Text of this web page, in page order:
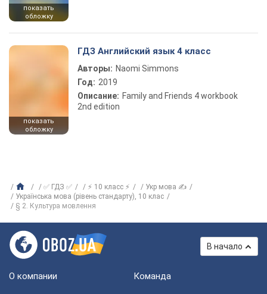
показать
обложку
показать
обложку
ГДЗ Английский язык 4 класс
Авторы: Naomi Simmons
Год: 2019
Описание: Family and Friends 4 workbook
2nd edition
✅ ГДЗ ✅ ⚡ 10 класс ⚡
Укр мова ✍
Українська мова (рівень стандарту), 10 клас
§ 2. Культура мовлення
В начало
О компании Команда